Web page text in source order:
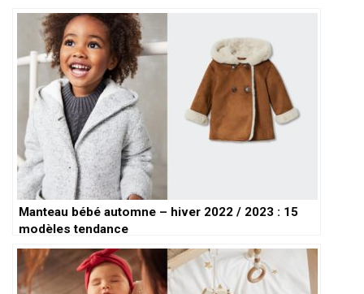
Manteau bébé automne – hiver 2022 / 2023 : 15
modèles tendance